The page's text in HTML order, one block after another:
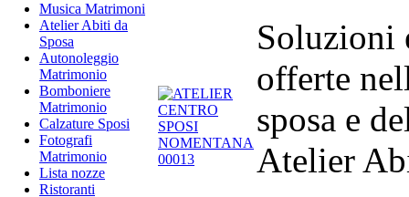
Musica Matrimoni
Atelier Abiti da
Sposa
Autonoleggio
Matrimonio
Bomboniere
Matrimonio
Calzature Sposi
Fotografi
Matrimonio
Lista nozze
Ristoranti
Soluzioni
offerte
sposa e
Atelier